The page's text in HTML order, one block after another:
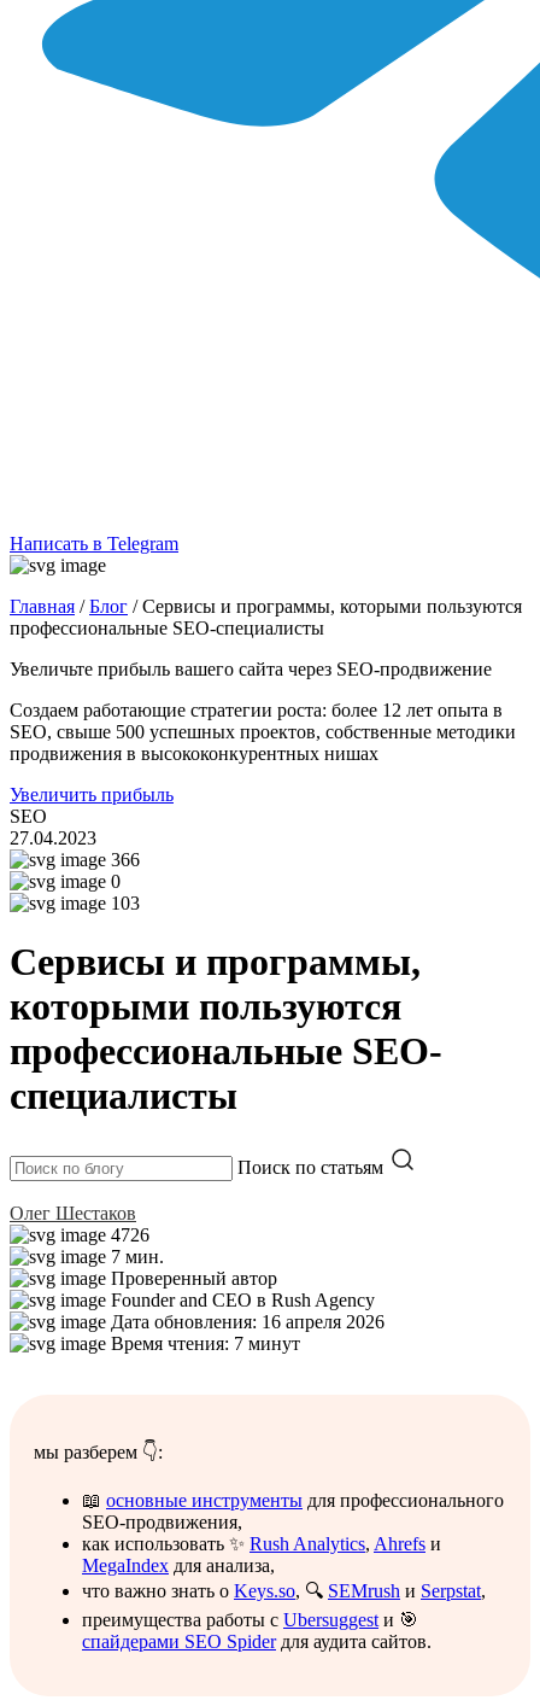
Написать в Telegram
Главная /Блог /Сервисы и программы, которыми пользуются
профессиональные SEO-специалисты
Увеличьте прибыль вашего сайта через SEO-продвижение
Создаем работающие стратегии роста: более 12 лет опыта в
SEO, свыше 500 успешных проектов, собственные методики
продвижения в высококонкурентных нишах
Увеличить прибыль
SEO
27.04.2023
366
0
103
Сервисы и программы,
которыми пользуются
профессиональные SEO-
специалисты
Поиск по статьям
Олег Шестаков
4726
7 мин.
Проверенный автор
Founder and CEO в Rush Agency
Дата обновления: 16 апреля 2026
Время чтения: 7 минут
мы разберем 👇:
📖 основные инструменты для профессионального
SEO-продвижения,
как использовать ✨ Rush Analytics, Ahrefs и
MegaIndex для анализа,
что важно знать о Keys.so, 🔍 SEMrush и Serpstat,
преимущества работы с Ubersuggest и 🎯
спайдерами SEO Spiderдля аудита сайтов.